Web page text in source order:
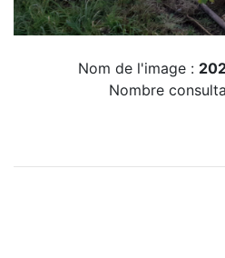
Nom de l'image :
Nombre